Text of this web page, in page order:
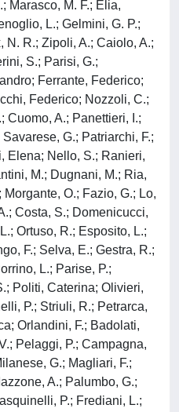
Marasco, M. F.; Elia,
L.; Gelmini, G. P.;
N. R.; Zipoli, A.; Caiolo, A.;
S.; Parisi, G.;
Ferrante, Federico;
Federico; Nozzoli, C.;
Cuomo, A.; Panettieri, I.;
G.; Patriarchi, F.;
Elena; Nello, S.; Ranieri,
M.; Dugnani, M.; Ria,
O.; Fazio, G.; Lo,
Costa, S.; Domenicucci,
Ortuso, R.; Esposito, L.;
F.; Selva, E.; Gestra, R.;
L.; Parise, P.;
Politi, Caterina; Olivieri,
P.; Striuli, R.; Petrarca,
Orlandini, F.; Badolati,
Pelaggi, P.; Campagna,
G.; Magliari, F.;
A.; Palumbo, G.;
P.; Frediani, L.;